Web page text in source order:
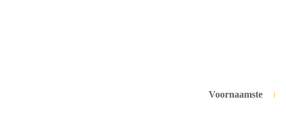
Voornaamste